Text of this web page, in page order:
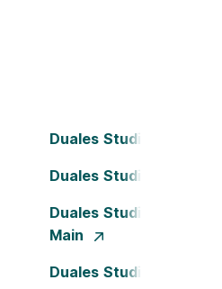
Duales Studium
Duales Studium
Duales Studium
Main
Duales Studium Köln